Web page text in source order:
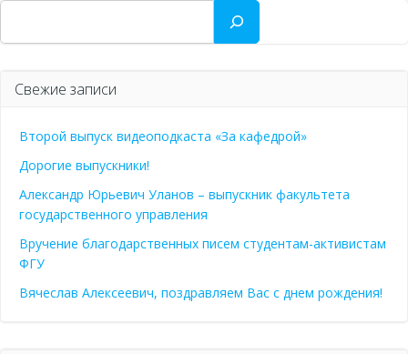
Поиск
Свежие записи
Второй выпуск видеоподкаста «За кафедрой»
Дорогие выпускники!
Александр Юрьевич Уланов – выпускник факультета
государственного управления
Вручение благодарственных писем студентам-активистам
ФГУ
Вячеслав Алексеевич, поздравляем Вас с днем рождения!